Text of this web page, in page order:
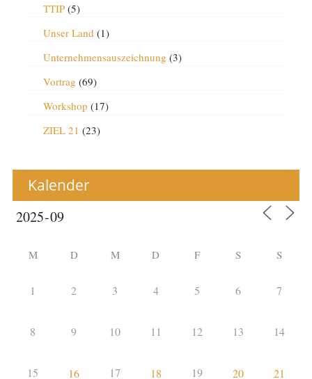
TTIP(5)
Unser Land (1)
Unternehmensauszeichnung (3)
Vortrag (69)
Workshop (17)
ZIEL 21 (23)
Kalender
M D M D F S S
1 2 3 4 5 6 7
8 9 10 11 12 13 14
15 16 17 18 19 20 21